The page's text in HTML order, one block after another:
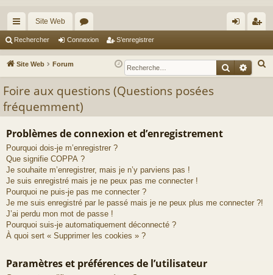
cc
ès
ra
pi
de
Site Web
or
u
m
s
ne
xi
nr
eg
Rechercher Connexion S’enregistrer
Site Web Forum
e
e
Foire aux questions (Questions posées
fréquemment)
Problèmes de connexion et d’enregistrement
Pourquoi dois-je m’enregistrer ?
Que signifie COPPA ?
Je souhaite m’enregistrer, mais je n’y parviens pas !
Je suis enregistré mais je ne peux pas me connecter !
Pourquoi ne puis-je pas me connecter ?
Je me suis enregistré par le passé mais je ne peux plus me connecter ?!
J’ai perdu mon mot de passe !
Pourquoi suis-je automatiquement déconnecté ?
À quoi sert « Supprimer les cookies » ?
Paramètres et préférences de l’utilisateur